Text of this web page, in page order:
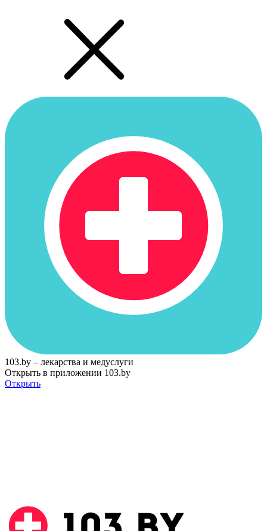
103.by – лекарства и медуслуги
Открыть в приложении 103.by
Открыть